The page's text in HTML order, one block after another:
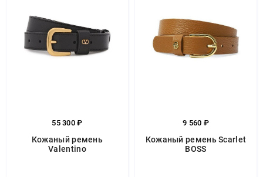
55 300 ₽
Кожаный ремень
Valentino
9 560 ₽
Кожаный ремень Scarlet
BOSS